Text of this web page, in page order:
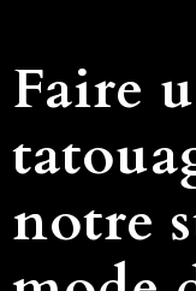
Faire
notre